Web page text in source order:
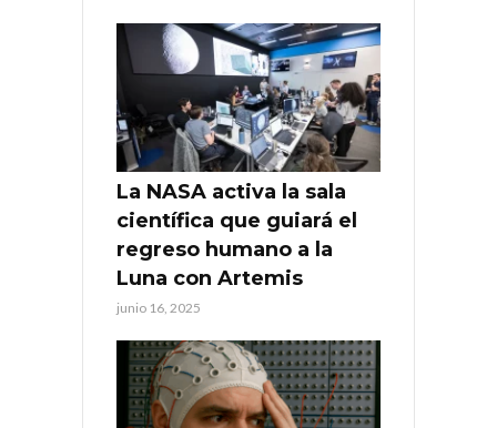
La NASA activa la sala
científica que guiará el
regreso humano a la
Luna con Artemis
junio 16, 2025